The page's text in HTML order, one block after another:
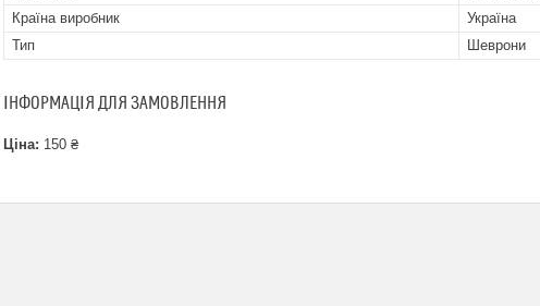
Країна виробник
Україна
Тип
Шеврони
ІНФОРМАЦІЯ ДЛЯ ЗАМОВЛЕННЯ
Ціна: 150 ₴